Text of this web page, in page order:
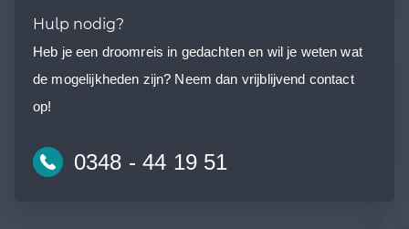
Hulp nodig?
Heb je een droomreis in gedachten en wil je weten wat
de mogelijkheden zijn? Neem dan vrijblijvend contact
op!
0348 - 44 19 51